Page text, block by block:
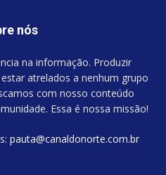
nós
na informação. Produzir
atrelados a nenhum grupo
com nosso conteúdo
Essa é nossa missão!
pauta@canaldonorte.com.br